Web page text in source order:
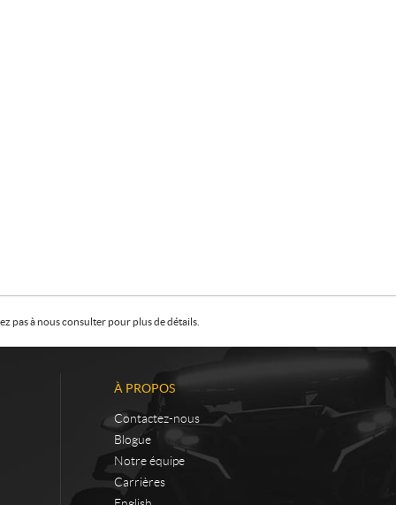
pas à nous consulter pour plus de détails.
À PROPOS
Contactez-nous
Blogue
Notre équipe
Carrières